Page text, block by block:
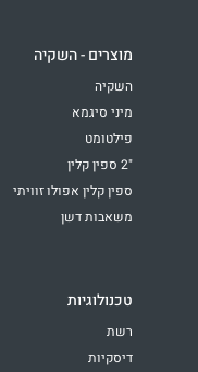
מוצרים - השקיה
השקיה
מיני סיגמא
פילטומט
"2 ספין קלין
ספין קלין אפולו זוויתי
משאבות דשן
טכנולוגיות
רשת
דיסקיות